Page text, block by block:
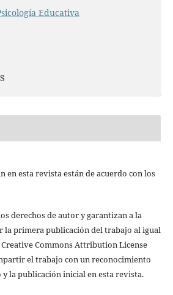
Educativa
en esta revista están de acuerdo con los
derechos de autor y garantizan a la
la primera publicación del trabajo al igual
Commons Attribution License
el trabajo con un reconocimiento
la publicación inicial en esta revista.